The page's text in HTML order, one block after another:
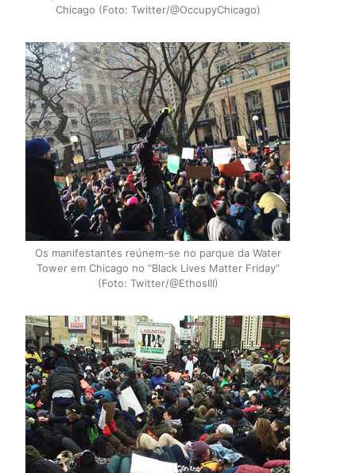
Chicago (Foto: Twitter/@OccupyChicago)
Os manifestantes reúnem-se no parque da Water
Tower em Chicago no “Black Lives Matter Friday”
(Foto: Twitter/@EthosIII)